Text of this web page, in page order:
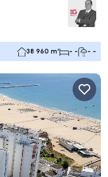
38 960 m² - - - -